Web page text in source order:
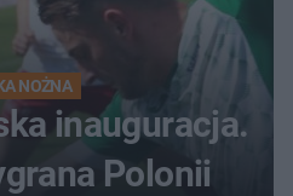
NOŻNA
inauguracja.
Polonii